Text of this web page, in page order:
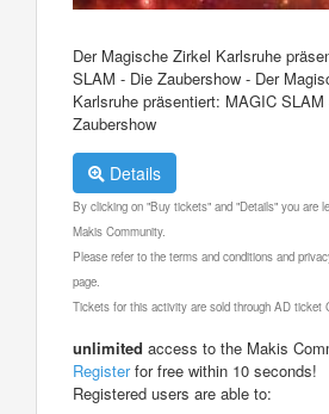
Der Magische Zirkel Karlsruhe
SLAM - Die Zaubershow - Der
Karlsruhe präsentiert: MAGIC SLAM
Zaubershow
Details
By clicking on "Buy tickets" and "Details" you are
Makis Community.
Please refer to the terms and conditions and
page.
Tickets for this activity are sold through AD ticket
unlimited access to the Makis
Registerfor free within 10 seconds!
Registered users are able to: